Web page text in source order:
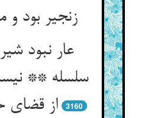
زنجیر بود و
عار نبود شیر
سلسله **
از قضای حق گله‌‌
3160